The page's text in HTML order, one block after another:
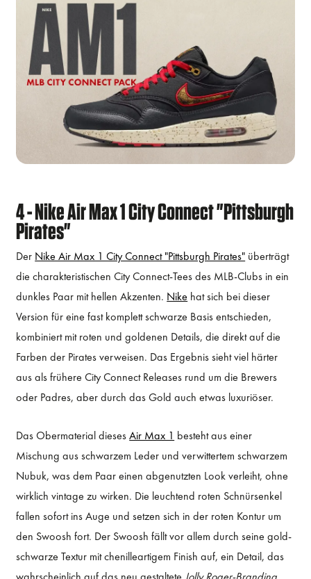
4 - Nike Air Max 1 City Connect "Pittsburgh
Pirates"
Der Nike Air Max 1 City Connect "Pittsburgh Pirates" überträgt
die charakteristischen City Connect-Tees des MLB-Clubs in ein
dunkles Paar mit hellen Akzenten. Nike hat sich bei dieser
Version für eine fast komplett schwarze Basis entschieden,
kombiniert mit roten und goldenen Details, die direkt auf die
Farben der Pirates verweisen. Das Ergebnis sieht viel härter
aus als frühere City Connect Releases rund um die Brewers
oder Padres, aber durch das Gold auch etwas luxuriöser.
Das Obermaterial diesesAir Max 1 besteht aus einer
Mischung aus schwarzem Leder und verwittertem schwarzem
Nubuk, was dem Paar einen abgenutzten Look verleiht, ohne
wirklich vintage zu wirken. Die leuchtend roten Schnürsenkel
fallen sofort ins Auge und setzen sich in der roten Kontur um
den Swoosh fort. Der Swoosh fällt vor allem durch seine gold-
schwarze Textur mit chenilleartigem Finish auf, ein Detail, das